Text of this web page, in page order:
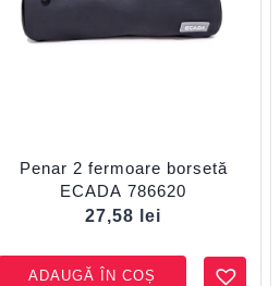
Penar 2 fermoare borsetă
ECADA 786620
27,58
lei
ADAUGĂ ÎN COȘ